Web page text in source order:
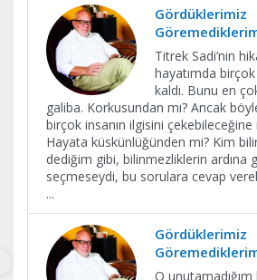
Gördüklerimiz
Titrek Sadi’nin
hayatımda
kaldı. Bunu en
galiba. Korkusundan mı? Ancak
birçok insanın ilgisini çekebileceğine
Hayata küskünlüğünden mi? Kim
dediğim gibi, bilinmezliklerin ardına
seçmeseydi, bu sorulara cevap
...
Gördüklerimiz
O unutamadığım